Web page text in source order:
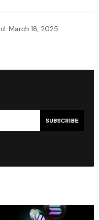
March 18, 2025
SUBSCRIBE